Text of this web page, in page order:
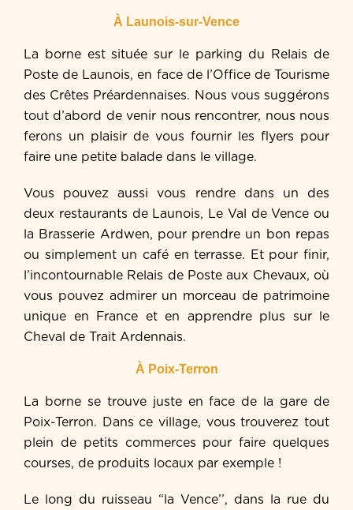
À Launois-sur-Vence
La borne est située sur le parking du Relais de
Poste de Launois, en face de l’Office de Tourisme
des Crêtes Préardennaises. Nous vous suggérons
tout d’abord de venir nous rencontrer, nous nous
ferons un plaisir de vous fournir les flyers pour
faire une petite balade dans le village.
Vous pouvez aussi vous rendre dans un des
deux restaurants de Launois, Le Val de Vence ou
la Brasserie Ardwen, pour prendre un bon repas
ou simplement un café en terrasse. Et pour finir,
l’incontournable Relais de Poste aux Chevaux, où
vous pouvez admirer un morceau de patrimoine
unique en France et en apprendre plus sur le
Cheval de Trait Ardennais.
À Poix-Terron
La borne se trouve juste en face de la gare de
Poix-Terron. Dans ce village, vous trouverez tout
plein de petits commerces pour faire quelques
courses, de produits locaux par exemple !
Le long du ruisseau “la Vence’’, dans la rue du